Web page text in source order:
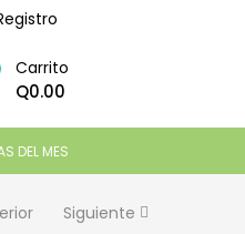
Carrito
Q0.00
DEL MES
Siguiente
AL CARRITO